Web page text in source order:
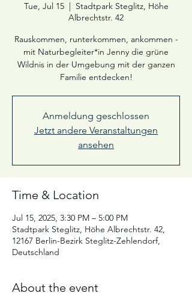
Tue, Jul 15
  |
Stadtpark Steglitz, Höhe
Albrechtstr. 42
Rauskommen, runterkommen, ankommen -
mit Naturbegleiter*in Jenny die grüne
Wildnis in der Umgebung mit der ganzen
Familie entdecken!
Anmeldung geschlossen
Jetzt andere Veranstaltungen
ansehen
Time & Location
Jul 15, 2025, 3:30 PM – 5:00 PM
Stadtpark Steglitz, Höhe Albrechtstr. 42,
12167 Berlin-Bezirk Steglitz-Zehlendorf,
Deutschland
About the event